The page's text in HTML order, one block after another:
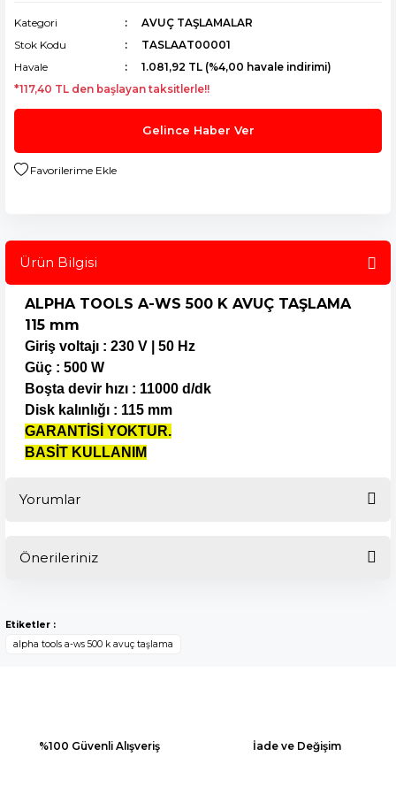
Kategori
AVUÇ TAŞLAMALAR
Stok Kodu
TASLAAT00001
Havale
1.081,92 TL (%4,00 havale indirimi)
*117,40 TL den başlayan taksitlerle!!
Gelince Haber Ver
Ürün Bilgisi
ALPHA TOOLS A-WS 500 K AVUÇ TAŞLAMA
115 mm
Giriş voltajı : 230 V | 50 Hz
Güç : 500 W
Boşta devir hızı : 11000 d/dk
Disk kalınlığı : 115 mm
GARANTİSİ YOKTUR.
BASİT KULLANIM
Yorumlar
Önerileriniz
kullanarak tarafımıza iletebilirsiniz.
Görüş ve önerileriniz için teşekkür ederiz.
Ürün bilgilerinde hatalar bulunuyor.
Etiketler :
alpha tools a-ws 500 k avuç taşlama
%100 Güvenli Alışveriş İade ve Değişim